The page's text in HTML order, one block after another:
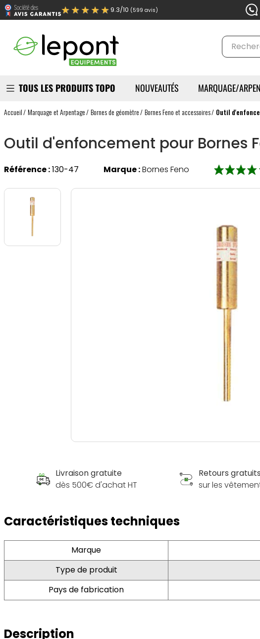
★★★★★9.3/10 (599 avis)
TOUS LES PRODUITS TOPO NOUVEAUTÉS MARQUAGE/
Accueil Marquage et Arpentage Bornes de géomètre Bornes Feno et accessoires Outil
Outil d'enfoncement pour Bornes
Référence :130-47 Marque :Bornes Feno
Livraison gratuite
dès 500€ d'achat HT
Retours gratuits
sur les
Caractéristiques techniques
Marque
Type de produit
Pays de fabrication
Description